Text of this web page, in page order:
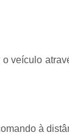
veículo
à